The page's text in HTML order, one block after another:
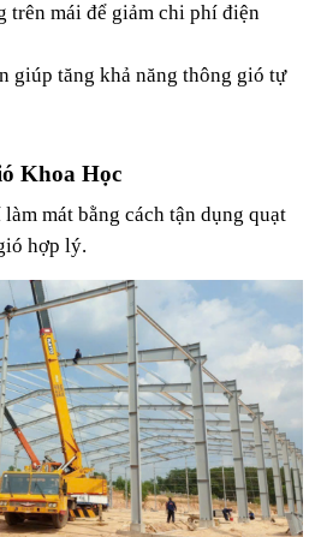
trên mái để giảm chi phí điện
giúp tăng khả năng thông gió tự
Khoa Học
mát bằng cách tận dụng quạt
hợp lý.